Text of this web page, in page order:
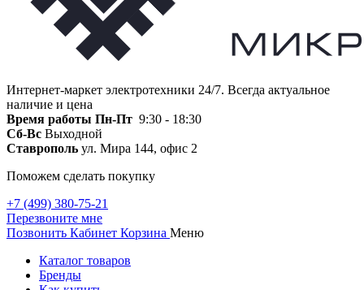
Интернет-маркет электротехники 24/7. Всегда актуальное
наличие и цена
Время работы Пн-Пт 9:30 - 18:30
Сб-Вс Выходной
Ставрополь ул. Мира 144, офис 2
Поможем сделать покупку
+7 (499) 380-75-21
Перезвоните мне
Позвонить Кабинет Корзина Меню
Каталог товаров
Бренды